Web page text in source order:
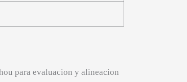
para evaluacion y alineacion